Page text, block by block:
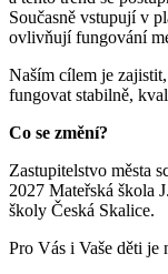
Současně vstupují v
ovlivňují fungování
Naším cílem je
fungovat stabilně,
Co se změní?
Zastupitelstvo města
2027 Mateřská škola
školy Česká Skalice.
Pro Vás i Vaše děti je